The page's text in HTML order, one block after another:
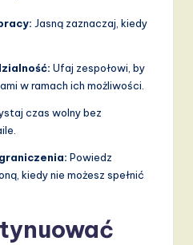
Jasną zaznaczaj, kiedy
Ufaj zespołowi, by
w ramach ich możliwości.
czas wolny bez
Powiedz
kiedy nie możesz spełnić